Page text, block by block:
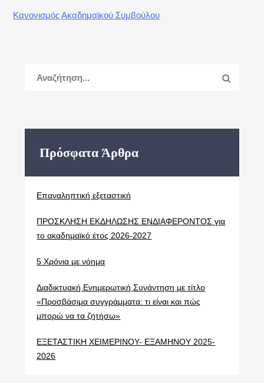
Κανονισμός Ακαδημαϊκού Συμβούλου
Search
Πρόσφατα Άρθρα
Επαναληπτική εξεταστική
ΠΡΟΣΚΛΗΣΗ ΕΚΔΗΛΩΣΗΣ ΕΝΔΙΑΦΕΡΟΝΤΟΣ για
το ακαδημαϊκό έτος 2026-2027
5 Χρόνια με νόημα
Διαδικτυακή Ενημερωτική Συνάντηση με τίτλο
«Προσβάσιμα συγγράμματα: τι είναι και πώς
μπορώ να τα ζητήσω»
ΕΞΕΤΑΣΤΙΚΗ ΧΕΙΜΕΡΙΝΟΥ- ΕΞΑΜΗΝΟΥ 2025-
2026